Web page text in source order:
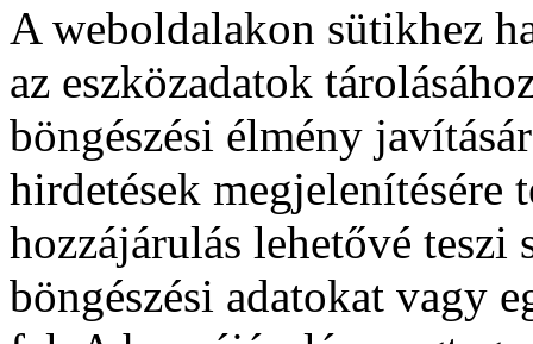
A weboldalakon sütikhez
az eszközadatok
böngészési élmény
hirdetések megjelenítésére
hozzájárulás lehetővé
böngészési adatokat vagy